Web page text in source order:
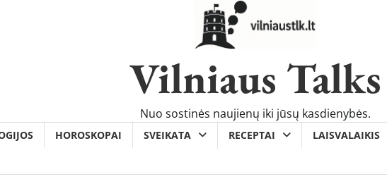
Vilniaus Talks
Nuo sostinės naujienų iki jūsų kasdienybės.
HOROSKOPAI SVEIKATA RECEPTAI LAISVALAIKIS